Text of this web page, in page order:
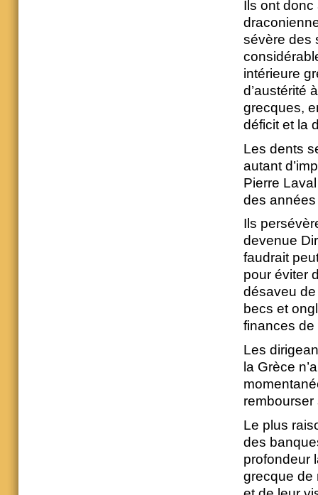
Ils ont
sévère des
intérieure
d’austérité
grecques,
déficit et la
Les dents
autant
Pierre
des années
Ils
devenue
faudrait
pour éviter
désaveu de
becs et
finances de
Les
la Grèce
rembourser
Le plus
des
profondeur
grecque de